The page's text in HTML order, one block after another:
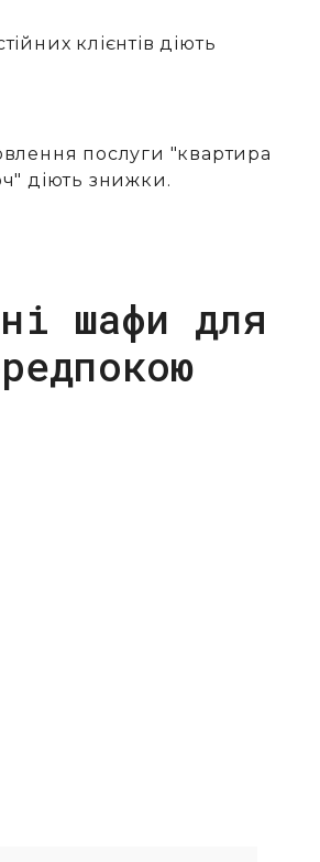
клієнтів діють
послуги "квартира
діють знижки.
шафи для